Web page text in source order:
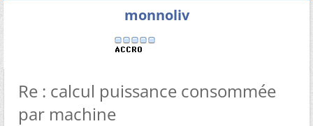
monnoliv
Re : calcul puissance consommée
par machine